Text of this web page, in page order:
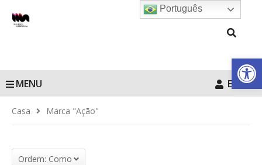
Barra de
MENU Entrar
Casa Marca "Ação"
Ordem: Como
Português